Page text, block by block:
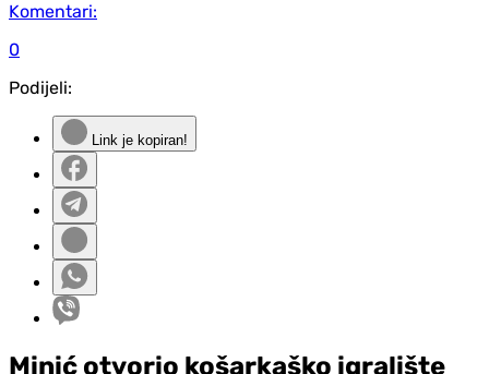
Komentari:
0
Podijeli:
Link je kopiran!
Minić otvorio košarkaško igralište